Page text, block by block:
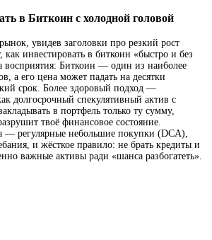
в Биткоин с холодной головой
увидев заголовки про резкий рост
инвестировать в биткоин «быстро и без
восприятия: Биткоин — один из наиболее
а его цена может падать на десятки
срок. Более здоровый подход —
долгосрочный спекулятивный актив с
в портфель только ту сумму,
твоё финансовое состояние.
— регулярные небольшие покупки (DCA),
и жёсткое правило: не брать кредиты и
важные активы ради «шанса разбогатеть».